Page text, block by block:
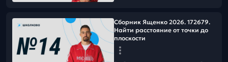
Сборник Ященко 2026. 172679.
Найти расстояние от точки до
плоскости